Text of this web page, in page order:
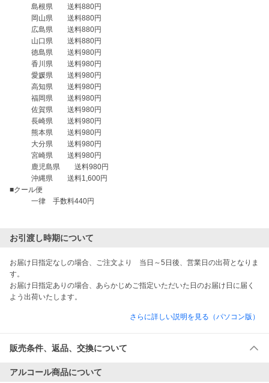
島根県　　送料880円
岡山県　　送料880円
広島県　　送料880円
山口県　　送料880円
徳島県　　送料980円
香川県　　送料980円
愛媛県　　送料980円
高知県　　送料980円
福岡県　　送料980円
佐賀県　　送料980円
長崎県　　送料980円
熊本県　　送料980円
大分県　　送料980円
宮崎県　　送料980円
鹿児島県　　送料980円
沖縄県　　送料1,600円
■クール便
一律　手数料440円
お引渡し時期について
お届け日指定なしの場合、ご注文より　当日～5日後、営業日の出荷となりま
す。
お届け日指定ありの場合、あらかじめご指定いただいた日のお届け日に届く
よう出荷いたします。
さらに詳しい説明を見る（パソコン版）
販売条件、返品、交換について
アルコール商品について